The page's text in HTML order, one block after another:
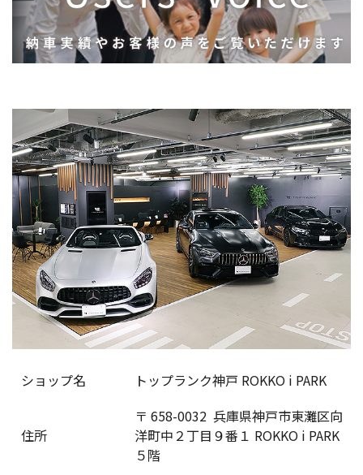
ショップ名 トップランク神戸 ROKKO i PARK
住所
〒 658-0032 兵庫県神戸市東灘区向
洋町中２丁目９番１ ROKKO i PARK
５階